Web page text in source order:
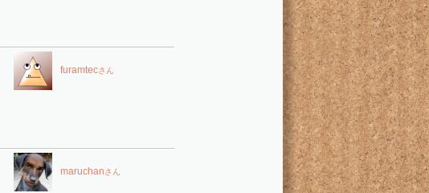
furamtecさん
maruchanさん